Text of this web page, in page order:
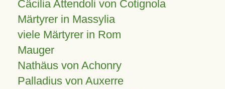
Cäcilia Attendoli von Cotignola
Märtyrer in Massylia
viele Märtyrer in Rom
Mauger
Nathäus von Achonry
Palladius von Auxerre